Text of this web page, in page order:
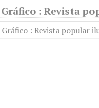
: Revista